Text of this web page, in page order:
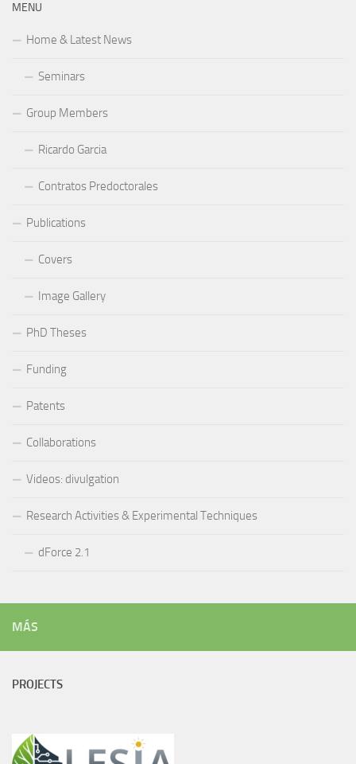
MENU
Home & Latest News
Seminars
Group Members
Ricardo Garcia
Contratos Predoctorales
Publications
Covers
Image Gallery
PhD Theses
Funding
Patents
Collaborations
Videos: divulgation
Research Activities & Experimental Techniques
dForce 2.1
MÁS
PROJECTS